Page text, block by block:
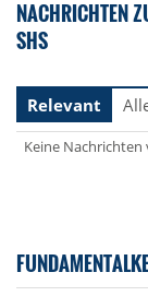
NACHRICHTEN
SHS
Relevant
Keine Nachrichten